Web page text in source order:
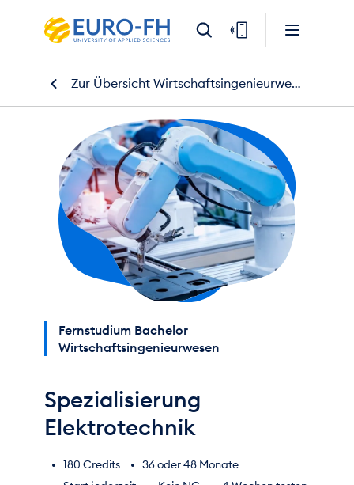
Zur Übersicht Wirtschaftsingenieurwesen
Fernstudium Bachelor
Wirtschaftsingenieurwesen
Spezialisierung
Elektrotechnik
180 Credits
36 oder 48 Monate